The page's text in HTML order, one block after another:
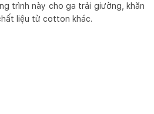
trình này cho ga trải giường, khăn
liệu từ cotton khác.